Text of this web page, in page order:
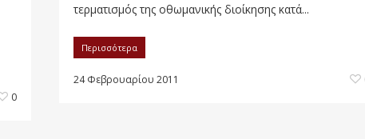
0
τερματισμός της οθωμανικής διοίκησης κατά...
Περισσότερα
24 Φεβρουαρίου 2011